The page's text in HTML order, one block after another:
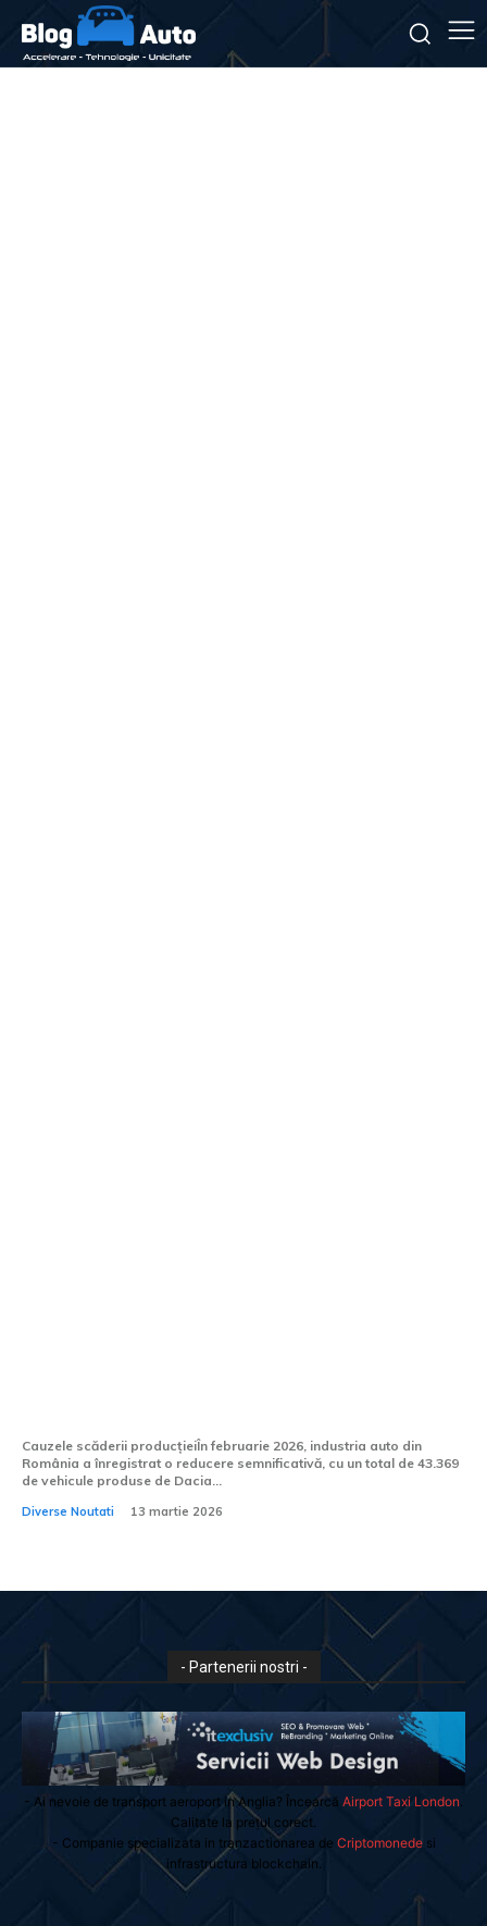
Cauzele scăderii producțieiÎn februarie 2026, industria auto din
România a înregistrat o reducere semnificativă, cu un total de 43.369
de vehicule produse de Dacia...
Diverse Noutati 13 martie 2026
- Partenerii nostri -
- Ai nevoie de transport aeroport in Anglia? Încearcă Airport Taxi London
Calitate la prețul corect.
- Companie specializata in tranzactionarea de Criptomonedesi
infrastructura blockchain.